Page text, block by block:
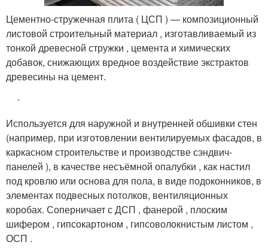
Цементно-стружечная плита ( ЦСП ) — композиционный
листовой строительный материал , изготавливаемый из
тонкой древесной стружки , цемента и химических
добавок, снижающих вредное воздействие экстрактов
древесины на цемент.
.
Используется для наружной и внутренней обшивки стен
(например, при изготовлении вентилируемых фасадов, в
каркасном строительстве и производстве сэндвич-
панелей ), в качестве несъёмной опалубки , как настил
под кровлю или основа для пола, в виде подоконников, в
элементах подвесных потолков, вентиляционных
коробах. Соперничает с ДСП , фанерой , плоским
шифером , гипсокартоном , гипсоволокнистым листом ,
ОСП .